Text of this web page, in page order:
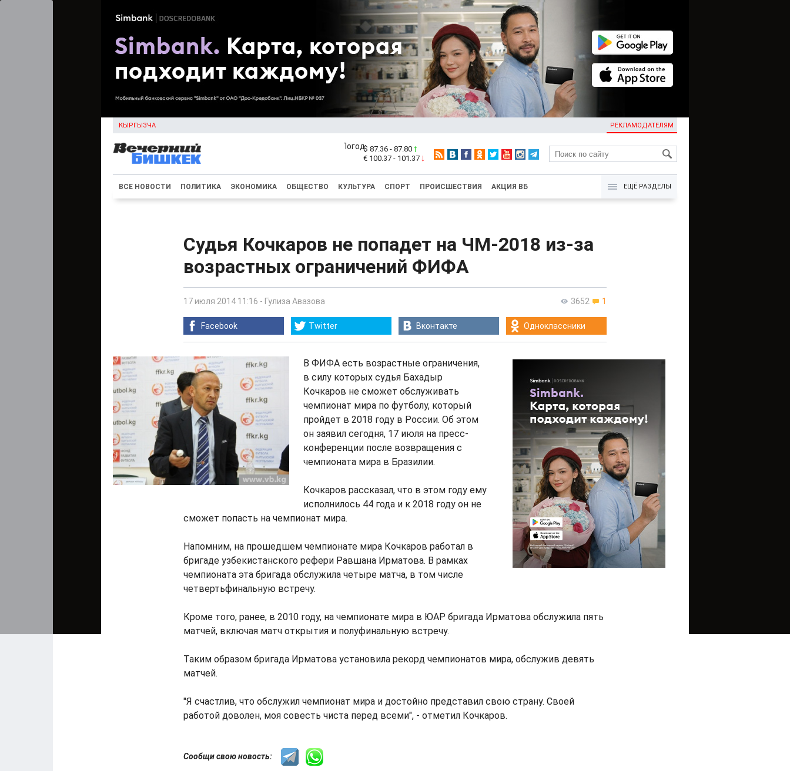
КЫРГЫЗЧА РЕКЛАМОДАТЕЛЯМ
KG
$ 87.36 - 87.80
€ 100.37 - 101.37
ВСЕ НОВОСТИ ПОЛИТИКА ЭКОНОМИКА ОБЩЕСТВО КУЛЬТУРА СПОРТ ПРОИСШЕСТВИЯ АКЦИЯ ВБ ЕЩЁ РАЗДЕЛЫ
Судья Кочкаров не попадет на ЧМ-2018 из-за
возрастных ограничений ФИФА
3652 1
17 июля 2014 11:16 - Гулиза Авазова
Facebook Twitter Вконтакте Одноклассники
В ФИФА есть возрастные ограничения,
в силу которых судья Бахадыр
Кочкаров не сможет обслуживать
чемпионат мира по футболу, который
пройдет в 2018 году в России. Об этом
он заявил сегодня, 17 июля на пресс-
конференции после возвращения с
чемпионата мира в Бразилии.
Кочкаров рассказал, что в этом году ему
исполнилось 44 года и к 2018 году он не
сможет попасть на чемпионат мира.
Напомним, на прошедшем чемпионате мира Кочкаров работал в
бригаде узбекистанского рефери Равшана Ирматова. В рамках
чемпионата эта бригада обслужила четыре матча, в том числе
четвертьфинальную встречу.
Кроме того, ранее, в 2010 году, на чемпионате мира в ЮАР бригада Ирматова обслужила пять
матчей, включая матч открытия и полуфинальную встречу.
Таким образом бригада Ирматова установила рекорд чемпионатов мира, обслужив девять
матчей.
"Я счастлив, что обслужил чемпионат мира и достойно представил свою страну. Своей
работой доволен, моя совесть чиста перед всеми", - отметил Кочкаров.
Сообщи свою новость: